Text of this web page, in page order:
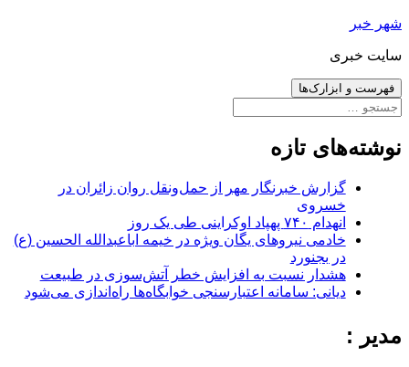
رفتن
نوشته‌ها
شهر خبر
سایت خبری
فهرست و ابزارک‌ها
جستجو
نوشته‌های تازه
گزارش خبرنگار مهر از حمل‌ونقل روان زائران در
خسروی
انهدام ۷۴۰ پهپاد اوکراینی طی یک روز
خادمی نیروهای یگان ویژه در خیمه اباعبدالله الحسین (ع)
در بجنورد
هشدار نسبت به افزایش خطر آتش‌سوزی در طبیعت
دیانی: سامانه اعتبارسنجی خوابگاه‌ها راه‌اندازی می‌شود
مدیر :